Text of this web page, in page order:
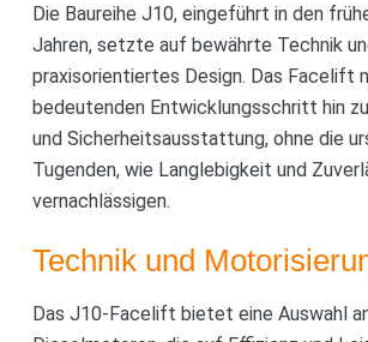
Die Baureihe J10, eingeführt in den
Jahren, setzte auf bewährte Technik
praxisorientiertes Design. Das Facelift
bedeutenden Entwicklungsschritt hin
und Sicherheitsausstattung, ohne die
Tugenden, wie Langlebigkeit und
vernachlässigen.
Technik und
Das J10-Facelift bietet eine Auswahl